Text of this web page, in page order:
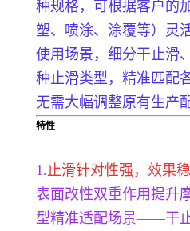
种规格，可根据客户的
塑、喷涂、涂覆等）灵
使用场景，细分干止滑
种止滑类型，精准匹配
无需大幅调整原有生产
特性
1. 止滑针对性强，效果
表面改性双重作用提升
型精准适配场景——干